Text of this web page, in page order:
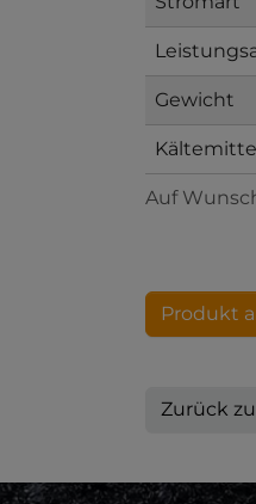
Auf
Gewicht
Kältemittel
Produkt
Zurück